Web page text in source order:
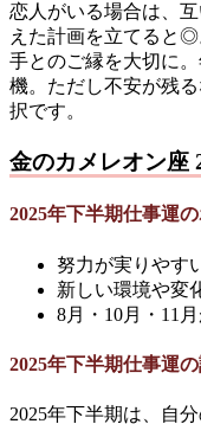
恋人がいる場合は、
えた計画を立てると
手とのご縁を大切に
機。ただし不安が残
択です。
金のカメレオン座
2025年下半期仕事運
努力が実りやす
新しい環境や変
8月・10月・11
2025年下半期仕事運
2025年下半期は、自